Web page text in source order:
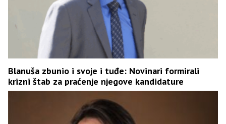
Blanuša zbunio i svoje i tuđe: Novinari formirali
krizni štab za praćenje njegove kandidature